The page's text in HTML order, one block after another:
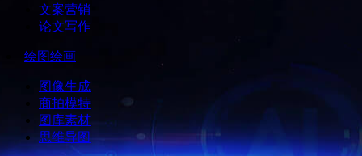
文案营销
论文写作
绘图绘画
图像生成
商拍模特
图库素材
思维导图